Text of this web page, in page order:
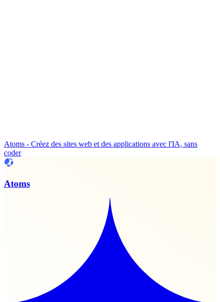
Atoms - Créez des sites web et des applications avec l'IA, sans
coder
Atoms